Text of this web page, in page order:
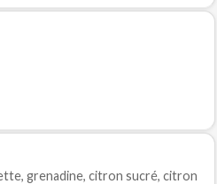
grenadine, citron sucré, citron